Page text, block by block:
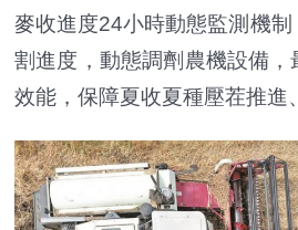
麥收進度24小時動態監測機
割進度，動態調劑農機設備
效能，保障夏收夏種壓茬推進